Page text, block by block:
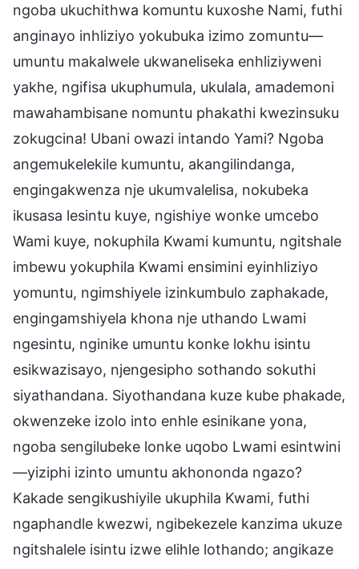
ngoba ukuchithwa komuntu kuxoshe Nami, futhi
anginayo inhliziyo yokubuka izimo zomuntu—
umuntu makalwele ukwaneliseka enhliziyweni
yakhe, ngifisa ukuphumula, ukulala, amademoni
mawahambisane nomuntu phakathi kwezinsuku
zokugcina! Ubani owazi intando Yami? Ngoba
angemukelekile kumuntu, akangilindanga,
engingakwenza nje ukumvalelisa, nokubeka
ikusasa lesintu kuye, ngishiye wonke umcebo
Wami kuye, nokuphila Kwami kumuntu, ngitshale
imbewu yokuphila Kwami ensimini eyinhliziyo
yomuntu, ngimshiyele izinkumbulo zaphakade,
engingamshiyela khona nje uthando Lwami
ngesintu, nginike umuntu konke lokhu isintu
esikwazisayo, njengesipho sothando sokuthi
siyathandana. Siyothandana kuze kube phakade,
okwenzeke izolo into enhle esinikane yona,
ngoba sengilubeke lonke uqobo Lwami esintwini
—yiziphi izinto umuntu akhononda ngazo?
Kakade sengikushiyile ukuphila Kwami, futhi
ngaphandle kwezwi, ngibekezele kanzima ukuze
ngitshalele isintu izwe elihle lothando; angikaze